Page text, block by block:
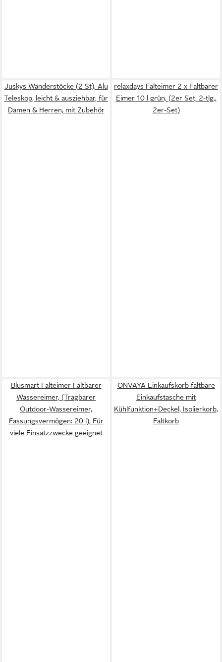
Juskys Wanderstöcke (2 St), Alu
Teleskop, leicht & ausziehbar, für
Damen & Herren, mit Zubehör
relaxdays Falteimer 2 x Faltbarer
Eimer 10 l grün, (2er Set, 2-tlg.,
2er-Set)
Blusmart Falteimer Faltbarer
Wassereimer, (Tragbarer
Outdoor-Wassereimer,
Fassungsvermögen: 20 l), Für
viele Einsatzzwecke geeignet
ONVAYA Einkaufskorb faltbare
Einkaufstasche mit
Kühlfunktion+Deckel, Isolierkorb,
Faltkorb